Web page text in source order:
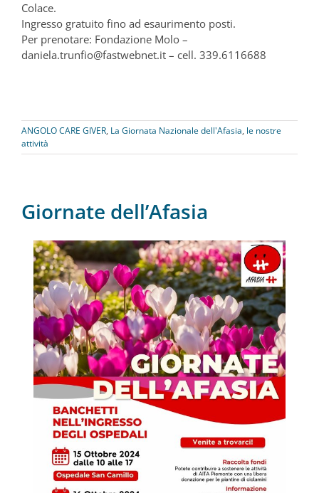
Colace.
Ingresso gratuito fino ad esaurimento posti.
Per prenotare: Fondazione Molo –
daniela.trunfio@fastwebnet.it – cell. 339.6116688
ANGOLO CARE GIVER, La Giornata Nazionale dell'Afasia, le nostre
attività
Giornate dell’Afasia